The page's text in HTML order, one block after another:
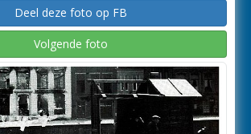
Deel deze foto op FB
Volgende foto